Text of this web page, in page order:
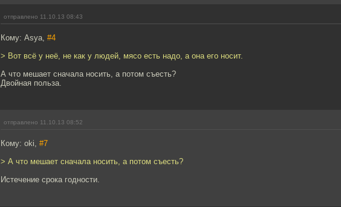
отправлено 11.10.13 08:43
Кому: Asya, #4
> Вот всё у неё, не как у людей, мясо есть надо, а она его носит.
А что мешает сначала носить, а потом съесть?
Двойная польза.
отправлено 11.10.13 08:52
Кому: oki, #7
> А что мешает сначала носить, а потом съесть?
Истечение срока годности.